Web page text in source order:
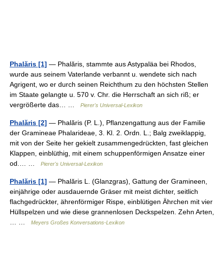
Phalăris [1] — Phalăris, stammte aus Astypaläa bei Rhodos,
wurde aus seinem Vaterlande verbannt u. wendete sich nach
Agrigent, wo er durch seinen Reichthum zu den höchsten Stellen
im Staate gelangte u. 570 v. Chr. die Herrschaft an sich riß; er
vergrößerte das… …
Pierer's Universal-Lexikon
Phalăris [2] — Phalăris (P. L.), Pflanzengattung aus der Familie
der Gramineae Phalarideae, 3. Kl. 2. Ordn. L.; Balg zweiklappig,
mit von der Seite her gekielt zusammengedrückten, fast gleichen
Klappen, einblüthig, mit einem schuppenförmigen Ansatze einer
od.… …
Pierer's Universal-Lexikon
Phalăris [1] — Phalăris L. (Glanzgras), Gattung der Gramineen,
einjährige oder ausdauernde Gräser mit meist dichter, seitlich
flachgedrückter, ährenförmiger Rispe, einblütigen Ährchen mit vier
Hüllspelzen und wie diese grannenlosen Deckspelzen. Zehn Arten,
Meyers Großes Konversations-Lexikon